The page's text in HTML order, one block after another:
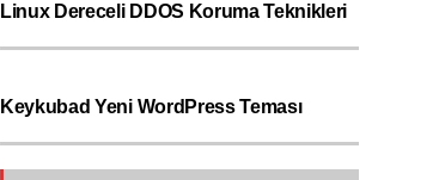
Linux Dereceli DDOS Koruma Teknikleri
Keykubad Yeni WordPress Teması